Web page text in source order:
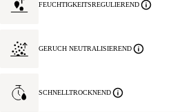
FEUCHTIGKEITSREGULIEREND
GERUCH NEUTRALISIEREND
SCHNELLTROCKNEND